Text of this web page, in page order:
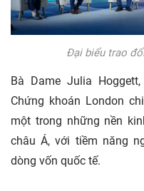
Đại biểu trao
Bà Dame Julia
Chứng khoán London
một trong những nền
châu Á, với tiềm năng
dòng vốn quốc tế.